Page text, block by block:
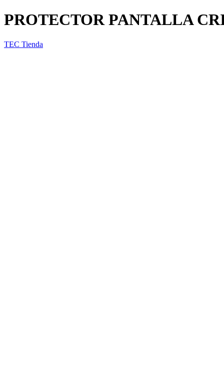
PROTECTOR PANTALLA
TEC Tienda